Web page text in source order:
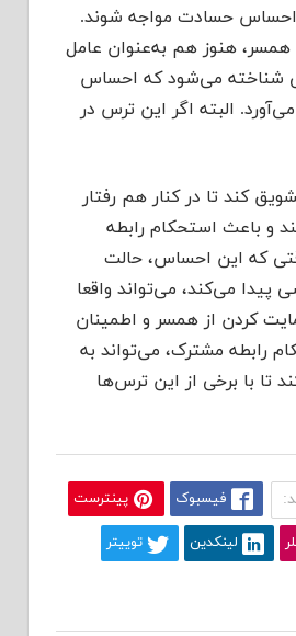
احساس حسادت مواجه شوند.
هنوز هم به‌عنوان عامل
شناخته می‌شود که احساس
البته اگر این ترس در
کند تا در کنار هم رفتار
و باعث استحکام رابطه
که این احساس، حالت
پیدا می‌کند، می‌تواند واقعا
کردن از همسر و اطمینان
رابطه مشترک، می‌تواند به
تا با برخی از این ترس‌ها
فیسبوک پینترست
لینکدین توییتر